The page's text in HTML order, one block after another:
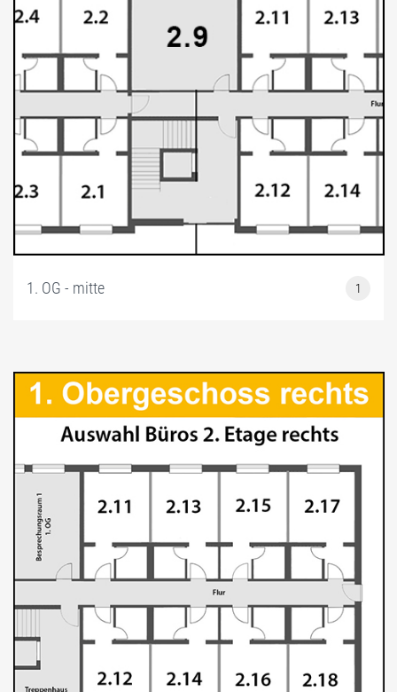
OBJEKTE
GARBSEN B6-OFFICE HAUPTGEBÄUDE
GARBSEN B6-FRONT-OFFICE, 240QM GEBÄUDE (+DG 80QM)
GARBSEN HEINKELSTR.1, 260QM BÜRO + 100QM HALLE A
GARBSEN HEINKELSTR.1A, 800QM VERKAUFSHALLE B
GARBSEN HEINKELSTR.1B, 169QM HALLE C + 53QM BÜRO
GARBSEN HEINKELSTR.3, EG, 260QM WOHNHAUS
GARBSEN HEINKELSTR.3A, 152QM HALLE D, OPT. BÜRO C
GARBSEN HEINKELSTR.3B, 48QM BÜRO, 2 ZI. BÜRO D
GARBSEN HEINKELSTR.3C, EG 74QM, HALLE E, 103QM BÜRO
TERRASSE
HANNOVER, HAMBURGER-ALLEE 6, 42QM 1-ZI. WOHNUNG
WEITERE OBJEKTE UNTER TEL. 0511/92 00 000
FLEX-BÜROS
FRONT-OFFICE 29/5
1. OG - mitte 1